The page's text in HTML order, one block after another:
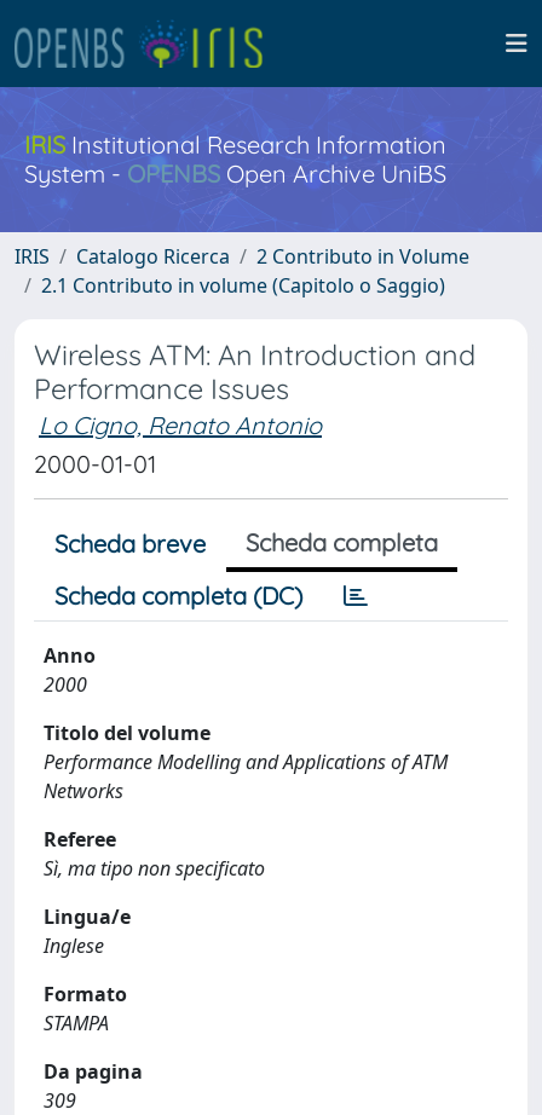
IRISInstitutional Research Information
System - OPENBS Open Archive UniBS
IRIS Catalogo Ricerca
2 Contributo in Volume
2.1 Contributo in volume (Capitolo o Saggio)
Wireless ATM: An Introduction and
Performance Issues
Lo Cigno, Renato Antonio
2000-01-01
Scheda breve
Scheda completa
Scheda completa (DC)
Anno
2000
Titolo del volume
Performance Modelling and Applications of ATM
Networks
Referee
Sì, ma tipo non specificato
Lingua/e
Inglese
Formato
STAMPA
Da pagina
309